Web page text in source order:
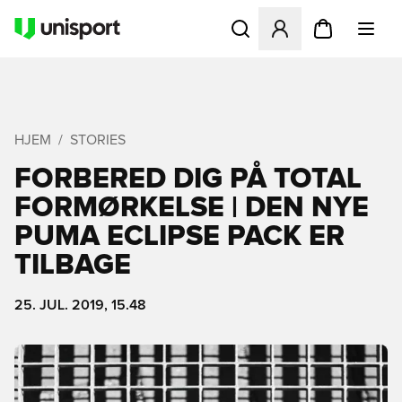
Åbner en Modal til at
HJEM STORIES
FORBERED DIG PÅ TOTAL
FORMØRKELSE | DEN NYE
PUMA ECLIPSE PACK ER
TILBAGE
25. JUL. 2019, 15.48